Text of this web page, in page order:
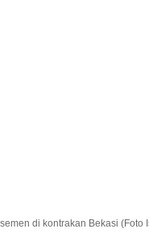
di kontrakan Bekasi (Foto